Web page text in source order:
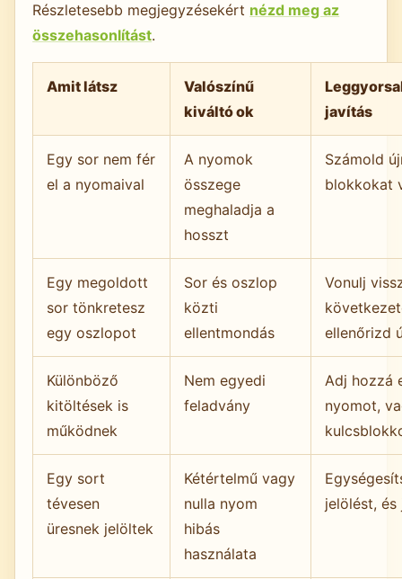
Részletesebb megjegyzésekért nézd meg az
összehasonlítást.
Amit látsz
Valószínű
kiváltó ok
javítás
Egy sor nem fér
el a nyomaival
A nyomok
összege
meghaladja a
hosszt
Számold
blokkokat
Egy megoldott
sor tönkretesz
egy oszlopot
Sor és oszlop
közti
ellentmondás
Vonulj
ellenőrizd
Különböző
kitöltések is
működnek
Nem egyedi
feladvány
Adj hozzá
nyomot,
Egy sort
tévesen
üresnek jelöltek
Kétértelmű vagy
nulla nyom
hibás
használata
jelölést,